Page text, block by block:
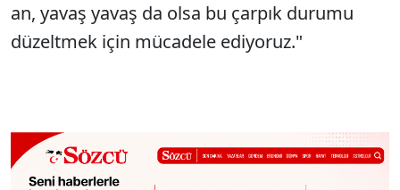
an, yavaş yavaş da olsa bu çarpık durumu
düzeltmek için mücadele ediyoruz."